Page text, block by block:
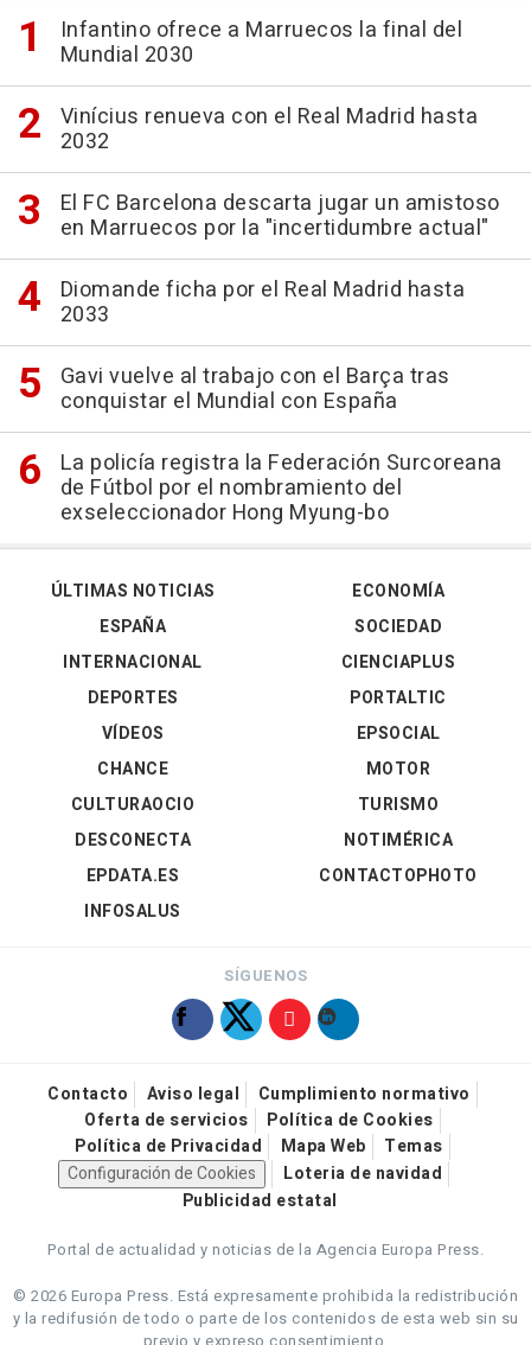
Infantino ofrece a Marruecos la final del
Mundial 2030
Vinícius renueva con el Real Madrid hasta
2032
El FC Barcelona descarta jugar un amistoso
en Marruecos por la "incertidumbre actual"
Diomande ficha por el Real Madrid hasta
2033
Gavi vuelve al trabajo con el Barça tras
conquistar el Mundial con España
La policía registra la Federación Surcoreana
de Fútbol por el nombramiento del
exseleccionador Hong Myung-bo
ÚLTIMAS NOTICIAS
ESPAÑA
INTERNACIONAL
DEPORTES
VÍDEOS
ECONOMÍA
SOCIEDAD
CIENCIAPLUS
PORTALTIC
EPSOCIAL
CHANCE
CULTURAOCIO
DESCONECTA
EPDATA.ES
INFOSALUS
MOTOR
TURISMO
NOTIMÉRICA
CONTACTOPHOTO
SÍGUENOS
Contacto Aviso legal
Cumplimiento normativo
Oferta de servicios
Política de Cookies
Política de Privacidad
Mapa Web
Temas
Configuración de Cookies
Loteria de navidad
Publicidad estatal
Portal de actualidad y noticias de la Agencia Europa Press.
© 2026 Europa Press. Está expresamente prohibida la redistribución
y la redifusión de todo o parte de los contenidos de esta web sin su
previo y expreso consentimiento.